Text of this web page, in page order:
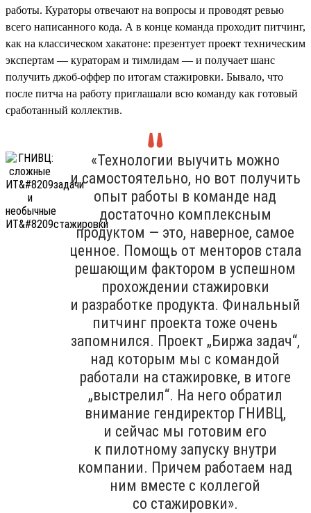
работы. Кураторы отвечают на вопросы и проводят ревью
всего написанного кода. А в конце команда проходит питчинг,
как на классическом хакатоне: презентует проект техническим
экспертам — кураторам и тимлидам — и получает шанс
получить джоб-оффер по итогам стажировки. Бывало, что
после питча на работу приглашали всю команду как готовый
сработанный коллектив.
«Технологии выучить можно
и самостоятельно, но вот получить
опыт работы в команде над
достаточно комплексным
продуктом — это, наверное, самое
ценное. Помощь от менторов стала
решающим фактором в успешном
прохождении стажировки
и разработке продукта. Финальный
питчинг проекта тоже очень
запомнился. Проект „Биржа задач“,
над которым мы с командой
работали на стажировке, в итоге
„выстрелил“. На него обратил
внимание гендиректор ГНИВЦ,
и сейчас мы готовим его
к пилотному запуску внутри
компании. Причем работаем над
ним вместе с коллегой
со стажировки».